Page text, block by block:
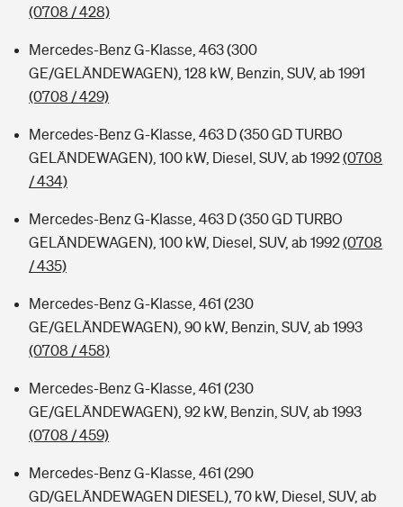
(0708 / 428)
Mercedes-Benz G-Klasse, 463 (300
GE/GELÄNDEWAGEN), 128 kW, Benzin, SUV, ab 1991
(0708 / 429)
Mercedes-Benz G-Klasse, 463 D (350 GD TURBO
GELÄNDEWAGEN), 100 kW, Diesel, SUV, ab 1992(0708
/ 434)
Mercedes-Benz G-Klasse, 463 D (350 GD TURBO
GELÄNDEWAGEN), 100 kW, Diesel, SUV, ab 1992(0708
/ 435)
Mercedes-Benz G-Klasse, 461 (230
GE/GELÄNDEWAGEN), 90 kW, Benzin, SUV, ab 1993
(0708 / 458)
Mercedes-Benz G-Klasse, 461 (230
GE/GELÄNDEWAGEN), 92 kW, Benzin, SUV, ab 1993
(0708 / 459)
Mercedes-Benz G-Klasse, 461 (290
GD/GELÄNDEWAGEN DIESEL), 70 kW, Diesel, SUV, ab